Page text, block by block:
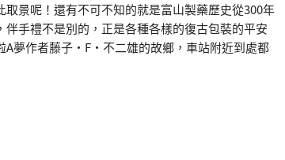
取景呢！還有不可不知的就是富山製藥歷史從300年
手禮不是別的，正是各種各樣的復古包裝的平安
A夢作者藤子·F·不二雄的故鄉，車站附近到處都